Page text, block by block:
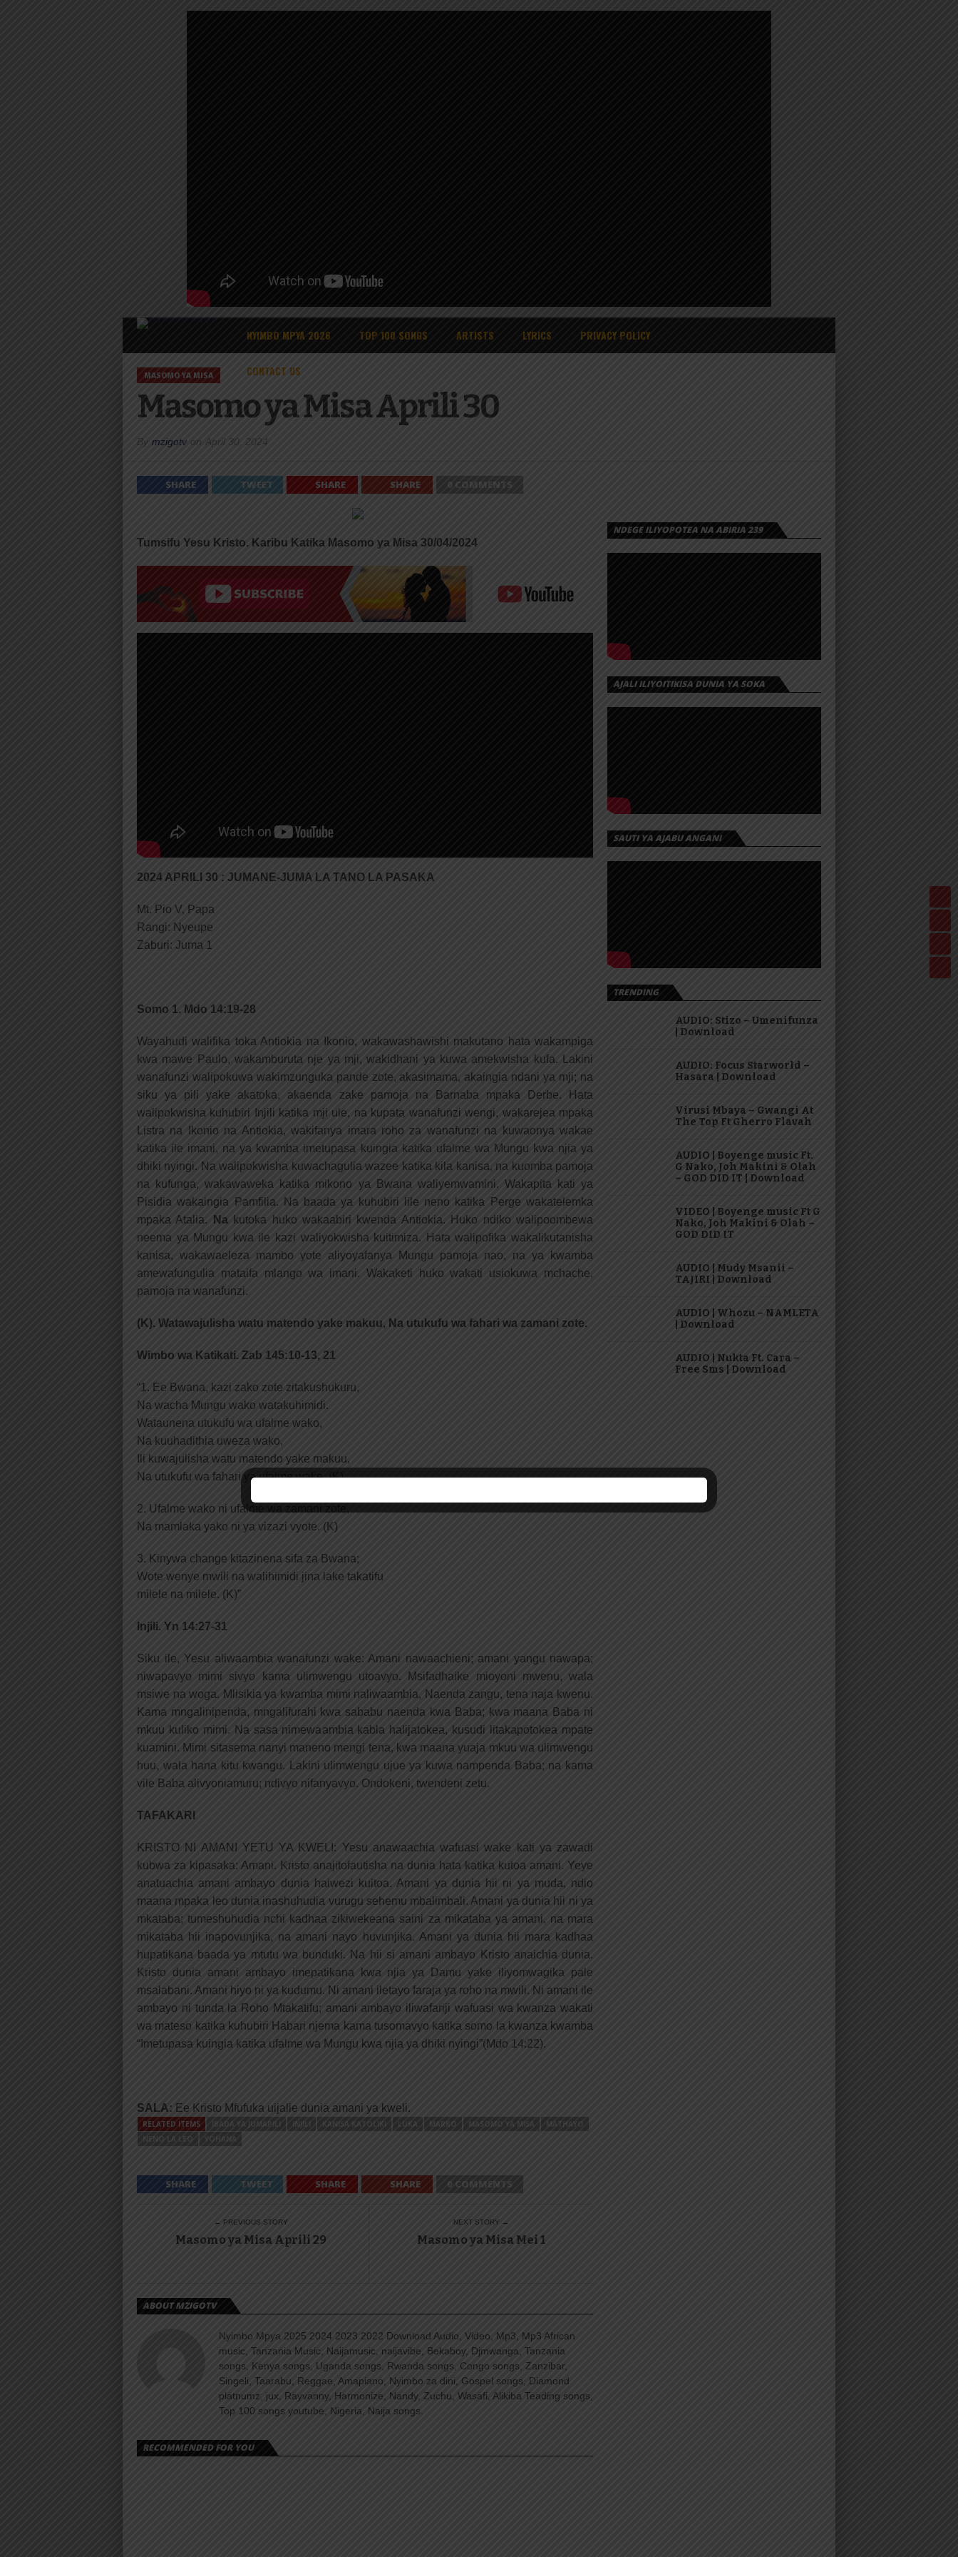
NYIMBO MPYA 2026 TOP 100 SONGS ARTISTS LYRICS PRIVACY POLICY
CONTACT US
MASOMO YA MISA
Masomo ya Misa Aprili 30
By mzigotv on April 30, 2024
SHARE TWEET SHARE SHARE 0 COMMENTS
Tumsifu Yesu Kristo. Karibu Katika Masomo ya Misa 30/04/2024
2024 APRILI 30 : JUMANE-JUMA LA TANO LA PASAKA
Mt. Pio V, Papa
Rangi: Nyeupe
Zaburi: Juma 1
Somo 1. Mdo 14:19-28
Wayahudi walifika toka Antiokia na Ikonio, wakawashawishi makutano hata wakampiga
kwa mawe Paulo, wakamburuta nje ya mji, wakidhani ya kuwa amekwisha kufa. Lakini
wanafunzi walipokuwa wakimzunguka pande zote, akasimama, akaingia ndani ya mji; na
siku ya pili yake akatoka, akaenda zake pamoja na Barnaba mpaka Derbe. Hata
walipokwisha kuhubiri Injili katika mji ule, na kupata wanafunzi wengi, wakarejea mpaka
Listra na Ikonio na Antiokia, wakifanya imara roho za wanafunzi na kuwaonya wakae
katika ile imani, na ya kwamba imetupasa kuingia katika ufalme wa Mungu kwa njia ya
dhiki nyingi. Na walipokwisha kuwachagulia wazee katika kila kanisa, na kuomba pamoja
na kufunga, wakawaweka katika mikono ya Bwana waliyemwamini. Wakapita kati ya
Pisidia wakaingia Pamfilia. Na baada ya kuhubiri lile neno katika Perge wakatelemka
mpaka Atalia.
Nakutoka huko wakaabiri kwenda Antiokia. Huko ndiko walipoombewa
neema ya Mungu kwa ile kazi waliyokwisha kuitimiza. Hata walipofika wakalikutanisha
kanisa, wakawaeleza mambo yote aliyoyafanya Mungu pamoja nao, na ya kwamba
amewafungulia mataifa mlango wa imani. Wakaketi huko wakati usiokuwa mchache,
pamoja na wanafunzi.
(K). Watawajulisha watu matendo yake makuu, Na utukufu wa fahari wa zamani zote.
Wimbo wa Katikati. Zab 145:10-13, 21
“1. Ee Bwana, kazi zako zote zitakushukuru,
Na wacha Mungu wako watakuhimidi.
Wataunena utukufu wa ufalme wako,
Na kuuhadithia uweza wako,
Ili kuwajulisha watu matendo yake makuu,
Na utukufu wa fahari ya ufalme wake. (K)
2. Ufalme wako ni ufalme wa zamani zote,
Na mamlaka yako ni ya vizazi vyote. (K)
3. Kinywa change kitazinena sifa za Bwana;
Wote wenye mwili na walihimidi jina lake takatifu
milele na milele. (K)”
Injili. Yn 14:27-31
Siku ile, Yesu aliwaambia wanafunzi wake: Amani nawaachieni; amani yangu nawapa;
niwapavyo mimi sivyo kama ulimwengu utoavyo. Msifadhaike mioyoni mwenu, wala
msiwe na woga. Mlisikia ya kwamba mimi naliwaambia, Naenda zangu, tena naja kwenu.
Kama mngalinipenda, mngalifurahi kwa sababu naenda kwa Baba; kwa maana Baba ni
mkuu kuliko mimi. Na sasa nimewaambia kabla halijatokea, kusudi litakapotokea mpate
kuamini. Mimi sitasema nanyi maneno mengi tena, kwa maana yuaja mkuu wa ulimwengu
huu, wala hana kitu kwangu. Lakini ulimwengu ujue ya kuwa nampenda Baba; na kama
vile Baba alivyoniamuru; ndivyo nifanyavyo. Ondokeni, twendeni zetu.
TAFAKARI
KRISTO NI AMANI YETU YA KWELI: Yesu anawaachia wafuasi wake kati ya zawadi
kubwa za kipasaka: Amani. Kristo anajitofautisha na dunia hata katika kutoa amani. Yeye
anatuachia amani ambayo dunia haiwezi kuitoa. Amani ya dunia hii ni ya muda, ndio
maana mpaka leo dunia inashuhudia vurugu sehemu mbalimbali. Amani ya dunia hii ni ya
mkataba; tumeshuhudia nchi kadhaa zikiwekeana saini za mikataba ya amani, na mara
mikataba hii inapovunjika, na amani nayo huvunjika. Amani ya dunia hii mara kadhaa
hupatikana baada ya mtutu wa bunduki. Na hii si amani ambayo Kristo anaichia dunia.
Kristo dunia amani ambayo imepatikana kwa njia ya Damu yake iliyomwagika pale
msalabani. Amani hiyo ni ya kudumu. Ni amani iletayo faraja ya roho na mwili. Ni amani ile
ambayo ni tunda la Roho Mtakatifu; amani ambayo iliwafariji wafuasi wa kwanza wakati
wa mateso katika kuhubiri Habari njema kama tusomavyo katika somo la kwanza kwamba
“Imetupasa kuingia katika ufalme wa Mungu kwa njia ya dhiki nyingi”(Mdo 14:22).
SALA: Ee Kristo Mfufuka uijalie dunia amani ya kweli.
RELATED ITEMS IBADA YA JUMAPILI INJILI KANISA KATOLIKI LUKA MARKO MASOMO YA MISA
MATHAYO
NENO LA LEO
YOHANA
SHARE TWEET SHARE SHARE 0 COMMENTS
← PREVIOUS STORY
Masomo ya Misa Aprili 29
NEXT STORY →
Masomo ya Misa Mei 1
ABOUT MZIGOTV
Nyimbo Mpya 2025 2024 2023 2022 Download Audio, Video, Mp3, Mp3 African
music, Tanzania Music, Naijamusic, naijavibe, Bekaboy, Djmwanga, Tanzania
songs, Kenya songs, Uganda songs, Rwanda songs, Congo songs, Zanzibar,
Singeli, Taarabu, Reggae, Amapiano, Nyimbo za dini, Gospel songs, Diamond
platnumz, jux, Rayvanny, Harmonize, Nandy, Zuchu, Wasafi, Alikiba Teading songs,
Top 100 songs youtube, Nigeria, Naija songs.
RECOMMENDED FOR YOU
NDEGE ILIYOPOTEA NA ABIRIA 239
AJALI ILIYOITIKISA DUNIA YA SOKA
SAUTI YA AJABU ANGANI
TRENDING
AUDIO: Stizo – Umenifunza
| Download
AUDIO: Focus Starworld –
Hasara | Download
Virusi Mbaya – Gwangi At
The Top Ft Gherro Flavah
AUDIO | Boyenge music Ft.
G Nako, Joh Makini & Olah
– GOD DID IT | Download
VIDEO | Boyenge music Ft G
Nako, Joh Makini & Olah –
GOD DID IT
AUDIO | Mudy Msanii –
TAJIRI | Download
AUDIO | Whozu – NAMLETA
| Download
AUDIO | Nukta Ft. Cara –
Free Sms | Download